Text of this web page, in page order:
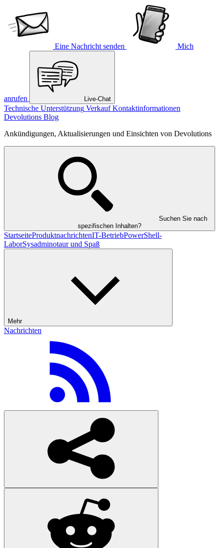
Eine Nachricht senden Mich
anrufen Live-Chat
Technische Unterstützung Verkauf Kontaktinformationen
Devolutions Blog
Ankündigungen, Aktualisierungen und Einsichten von Devolutions
Suchen Sie nach
spezifischen Inhalten?
StartseiteProduktnachrichtenIT-BetriebPowerShell-
LaborSysadminotaur und Spaß
Mehr
Nachrichten